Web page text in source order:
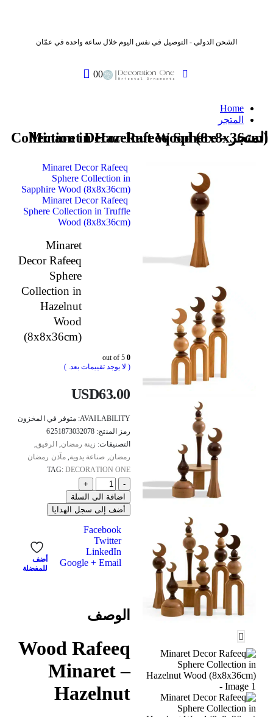
الشحن الدولي - التوصيل في نفس اليوم خلال ساعة واحدة في عمّان
00
Home
المتجر
المتجر - Minaret Decor Rafeeq Sphere Collection in Hazelnut Wood (8x8x36cm)
Minaret Decor Rafeeq
Sphere Collection in
Sapphire Wood (8x8x36cm)
Minaret Decor Rafeeq
Sphere Collection in Truffle
Wood (8x8x36cm)
Minaret
Decor Rafeeq
Sphere
Collection in
Hazelnut
Wood
(8x8x36cm)
0
( لا يوجد تقييمات بعد. )
USD63.00
AVAILABILITY: متوفر في المخزون
رمز المنتج: 6251873032078
التصنيفات: زينة رمضان, الرفيق,
رمضان, صناعة يدوية,مآذن رمضان
TAG:DECORATION ONE
-
+
اضافة الى السلة
أضف إلى سجل الهدايا
Facebook
Twitter
LinkedIn
Google + Email
أضف
للمفضلة
الوصف
Wood Rafeeq
Minaret –
Hazelnut